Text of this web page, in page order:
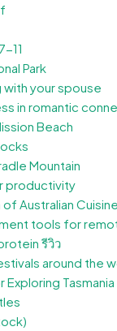
11
Park
your spouse
in romantic
Beach
Mountain
productivity
Australian Cuisine
tools for
รีวิว
around the
Exploring Tasmania